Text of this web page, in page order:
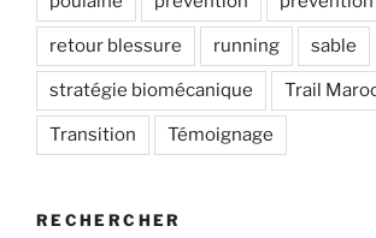
retour blessure running sable
stratégie biomécanique Trail
Transition Témoignage
RECHERCHER